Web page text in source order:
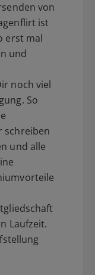
von
ist
erst mal
und
noch viel
So
schreiben
und alle
Laufzeit.